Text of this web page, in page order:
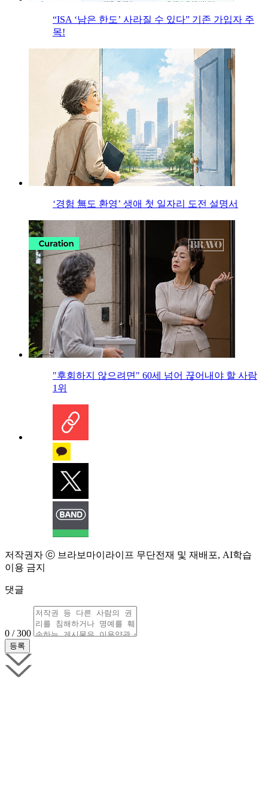
“ISA ‘남은 한도’ 사라질 수 있다” 기존 가입자 주
목!
‘경험 無도 환영’ 생애 첫 일자리 도전 설명서
"후회하지 않으려면" 60세 넘어 끊어내야 할 사람
1위
저작권자 ⓒ 브라보마이라이프 무단전재 및 재배포, AI학습
이용 금지
댓글
0 / 300